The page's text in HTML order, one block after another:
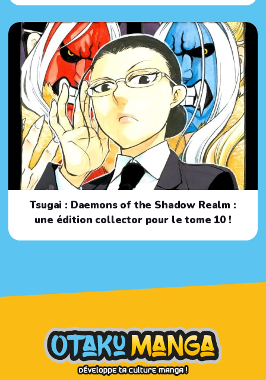
Tsugai : Daemons of the Shadow Realm :
une édition collector pour le tome 10 !